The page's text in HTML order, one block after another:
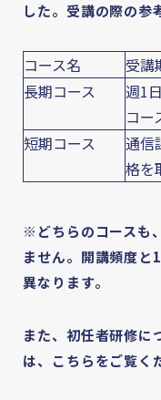
した。受講の際の参
コース名
受講
長期コース
週1
コー
短期コース
通信
格を
※どちらのコースも
ません。開講頻度と
異なります。
また、初任者研修に
は、こちらをご覧く